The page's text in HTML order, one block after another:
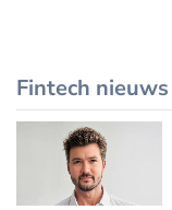
Fintech nieuws